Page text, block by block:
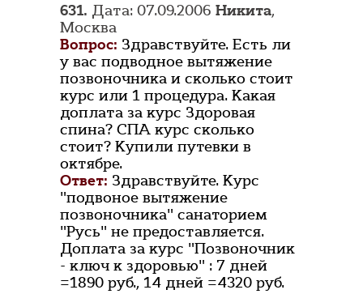
631. Дата: 07.09.2006 Никита,
Москва
Вопрос: Здравствуйте. Есть ли
у вас подводное вытяжение
позвоночника и сколько стоит
курс или 1 процедура. Какая
доплата за курс Здоровая
спина? СПА курс сколько
стоит? Купили путевки в
октябре.
Ответ: Здравствуйте. Курс
"подвоное вытяжение
позвоночника" санаторием
"Русь" не предоставляется.
Доплата за курс "Позвоночник
- ключ к здоровью" : 7 дней
=1890 руб., 14 дней =4320 руб.